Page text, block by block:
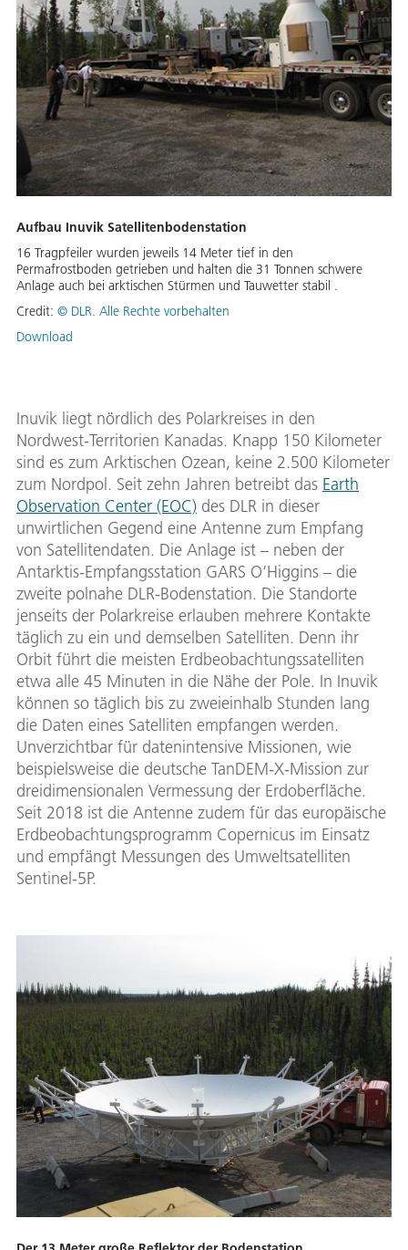
Aufbau Inuvik Satellitenbodenstation
16 Tragpfeiler wurden jeweils 14 Meter tief in den
Permafrostboden getrieben und halten die 31 Tonnen schwere
Anlage auch bei arktischen Stürmen und Tauwetter stabil .
Credit: © DLR. Alle Rechte vorbehalten
Download
Inuvik liegt nördlich des Polarkreises in den
Nordwest-Territorien Kanadas. Knapp 150 Kilometer
sind es zum Arktischen Ozean, keine 2.500 Kilometer
zum Nordpol. Seit zehn Jahren betreibt das Earth
Observation Center (EOC) des DLR in dieser
unwirtlichen Gegend eine Antenne zum Empfang
von Satellitendaten. Die Anlage ist – neben der
Antarktis-Empfangsstation GARS O‘Higgins – die
zweite polnahe DLR-Bodenstation. Die Standorte
jenseits der Polarkreise erlauben mehrere Kontakte
täglich zu ein und demselben Satelliten. Denn ihr
Orbit führt die meisten Erdbeobachtungssatelliten
etwa alle 45 Minuten in die Nähe der Pole. In Inuvik
können so täglich bis zu zweieinhalb Stunden lang
die Daten eines Satelliten empfangen werden.
Unverzichtbar für datenintensive Missionen, wie
beispielsweise die deutsche TanDEM-X-Mission zur
dreidimensionalen Vermessung der Erdoberfläche.
Seit 2018 ist die Antenne zudem für das europäische
Erdbeobachtungsprogramm Copernicus im Einsatz
und empfängt Messungen des Umweltsatelliten
Sentinel-5P.